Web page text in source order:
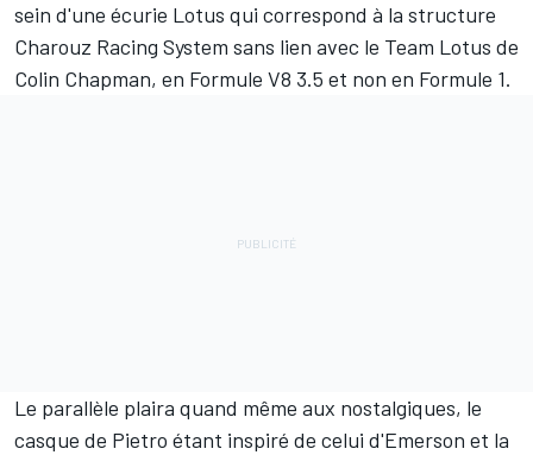
sein d'une écurie Lotus qui correspond à la structure
Charouz Racing System sans lien avec le Team Lotus de
Colin Chapman, en Formule V8 3.5 et non en Formule 1.
Le parallèle plaira quand même aux nostalgiques, le
casque de Pietro étant inspiré de celui d'Emerson et la